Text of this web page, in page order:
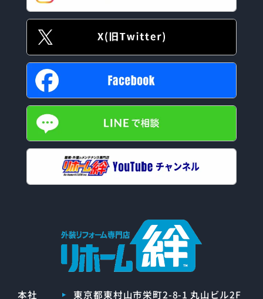
本社 東京都東村山市栄町2-8-1 丸山ビル2F